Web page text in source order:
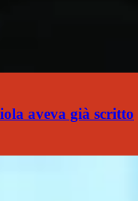
aveva già scritto